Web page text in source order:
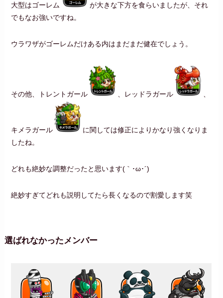
大型はゴーレム
が大きな下方を食らいましたが、それ
でもなお強いですね。
ウラワザがゴーレムだけある内はまだまだ健在でしょう。
その他、トレントガール 、レッドラガール
キメラガール
に関しては修正によりかなり強くなりま
したね。
どれも絶妙な調整だったと思います(｀･ω･´)
絶妙すぎてどれも説明してたら長くなるので割愛します笑
選ばれなかったメンバー